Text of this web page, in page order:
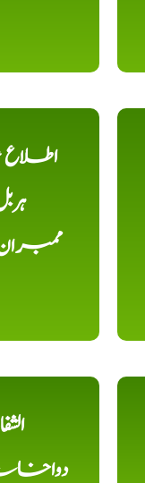
اطلاع